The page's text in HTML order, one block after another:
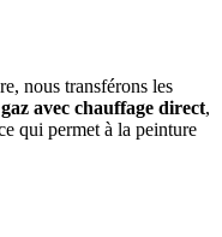
nous transférons les
avec chauffage direct,
qui permet à la peinture